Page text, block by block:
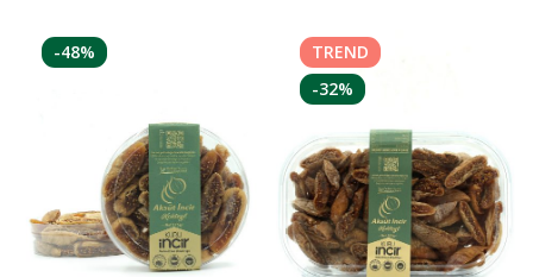
-48%
TREND
-32%